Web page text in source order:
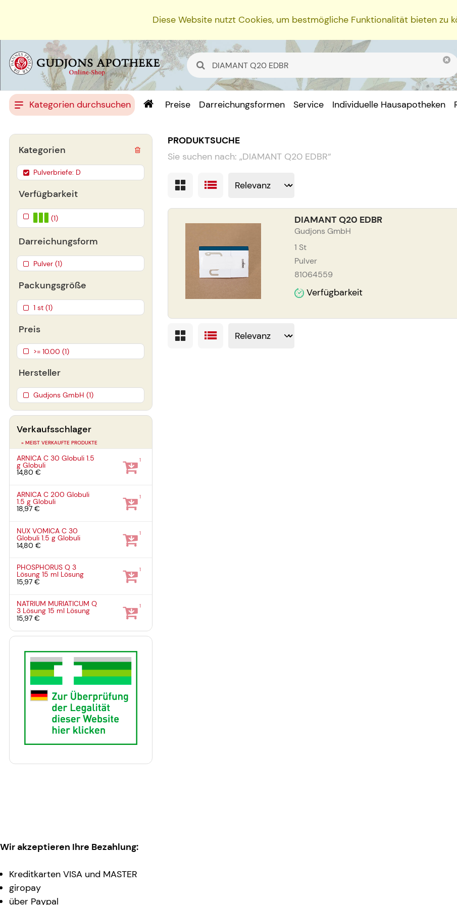
Diese Website nutzt Cookies, um bestmögliche Funktionalität bieten zu
Kategorien durchsuchen Preise Darreichungsformen Service Individuelle Hausapotheken
PRODUKTSUCHE
Sie suchen nach: „DIAMANT Q20 EDBR“
DIAMANT Q20 EDBR
Gudjons GmbH
1 St
Pulver
81064559
Verfügbarkeit
Verfügbarkeit
(1)
Darreichungsform
Pulver (1)
Packungsgröße
1 st (1)
Preis
>= 10.00 (1)
Hersteller
Gudjons GmbH (1)
Kategorien
Pulverbriefe: D
Verkaufsschlager
» MEIST VERKAUFTE PRODUKTE
ARNICA C 30 Globuli1.5
gGlobuli
14,80 €
1
ARNICA C 200 Globuli
1.5 gGlobuli
18,97 €
1
NUX VOMICA C 30
Globuli1.5 gGlobuli
14,80 €
1
PHOSPHORUS Q 3
Lösung15 ml Lösung
15,97 €
1
NATRIUM MURIATICUM Q
3 Lösung15 ml Lösung
15,97 €
1
Wir akzeptieren Ihre Bezahlung:
Kreditkarten VISA und MASTER
giropay
über Paypal